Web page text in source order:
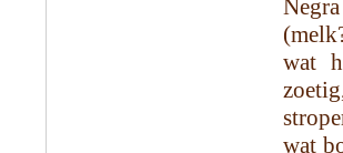
wat
wat